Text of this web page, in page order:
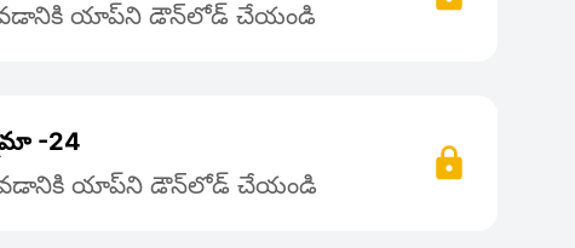
యాప్‌ని డౌన్‌లోడ్ చేయండి
-24
యాప్‌ని డౌన్‌లోడ్ చేయండి